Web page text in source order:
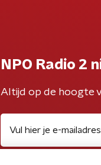
NPO Radio 2
Altijd op de hoogte